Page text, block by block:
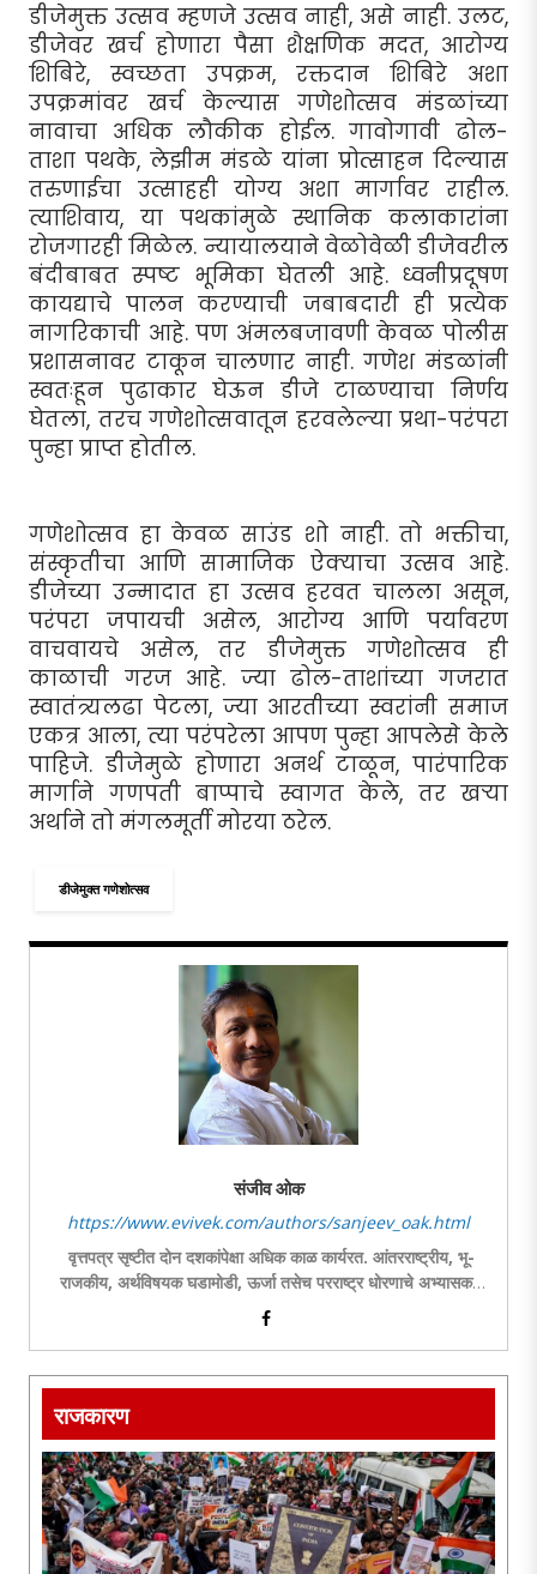
डीजेमुक्त उत्सव म्हणजे उत्सव नाही, असे नाही. उलट,
डीजेवर खर्च होणारा पैसा शैक्षणिक मदत, आरोग्य
शिबिरे, स्वच्छता उपक्रम, रक्तदान शिबिरे अशा
उपक्रमांवर खर्च केल्यास गणेशोत्सव मंडळांच्या
नावाचा अधिक लौकीक होईल. गावोगावी ढोल-
ताशा पथके, लेझीम मंडळे यांना प्रोत्साहन दिल्यास
तरुणाईचा उत्साहही योग्य अशा मार्गावर राहील.
त्याशिवाय, या पथकांमुळे स्थानिक कलाकारांना
रोजगारही मिळेल. न्यायालयाने वेळोवेळी डीजेवरील
बंदीबाबत स्पष्ट भूमिका घेतली आहे. ध्वनीप्रदूषण
कायद्याचे पालन करण्याची जबाबदारी ही प्रत्येक
नागरिकाची आहे. पण अंमलबजावणी केवळ पोलीस
प्रशासनावर टाकून चालणार नाही. गणेश मंडळांनी
स्वतःहून पुढाकार घेऊन डीजे टाळण्याचा निर्णय
घेतला, तरच गणेशोत्सवातून हरवलेल्या प्रथा-परंपरा
पुन्हा प्राप्त होतील.
गणेशोत्सव हा केवळ साउंड शो नाही. तो भक्तीचा,
संस्कृतीचा आणि सामाजिक ऐक्याचा उत्सव आहे.
डीजेच्या उन्मादात हा उत्सव हरवत चालला असून,
परंपरा जपायची असेल, आरोग्य आणि पर्यावरण
वाचवायचे असेल, तर डीजेमुक्त गणेशोत्सव ही
काळाची गरज आहे. ज्या ढोल-ताशांच्या गजरात
स्वातंत्र्यलढा पेटला, ज्या आरतीच्या स्वरांनी समाज
एकत्र आला, त्या परंपरेला आपण पुन्हा आपलेसे केले
पाहिजे. डीजेमुळे होणारा अनर्थ टाळून, पारंपारिक
मार्गाने गणपती बाप्पाचे स्वागत केले, तर खर्‍या
अर्थाने तो मंगलमूर्ती मोरया ठरेल.
डीजेमुक्त गणेशोत्सव
संजीव ओक
https://www.evivek.com/authors/sanjeev_oak.html
वृत्तपत्र सृष्टीत दोन दशकांपेक्षा अधिक काळ कार्यरत. आंतरराष्ट्रीय, भू-
राजकीय, अर्थविषयक घडामोडी, ऊर्जा तसेच परराष्ट्र धोरणाचे अभ्यासक.
स्तंभ लेखनासह ललित लेखनाची आवड.
राजकारण